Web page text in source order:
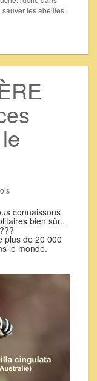
sauver les abeilles,
connaissons
bien sûr..
plus de 20 000
le monde.